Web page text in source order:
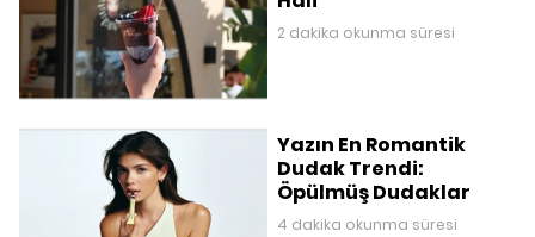
2 dakika okunma süresi
Yazın En Romantik
Dudak Trendi:
Öpülmüş Dudaklar
4 dakika okunma süresi